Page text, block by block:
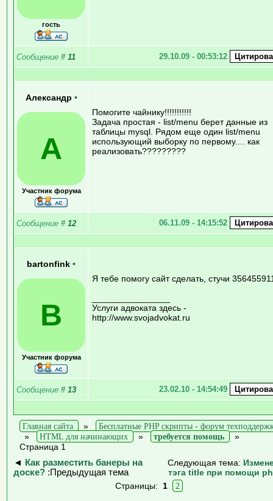
гость
Сообщение # 11 29.10.09 - 00:53:12
Александр •
А
Участник форума
Помогите чайнику!!!!!!!!!!!
Задача простая - list/menu берет данные из
таблицы mysql. Рядом еще один list/menu
использующий выборку по первому.... как
реализовать?????????
Сообщение # 12 06.11.09 - 14:15:52
bartonfink •
B
Участник форума
Я тебе помогу сайт сделать, стучи
Услуги адвоката здесь -
http://www.svojadvokat.ru
Сообщение # 13 23.02.10 - 14:54:49
Главная сайта »
Бесплатные PHP скрипты - форум
»
HTML для начинающих » требуется помощь
»
Страница 1
◄
Как разместить банеры на
доске? :Предыдущая тема
Следующая тема:
тэга title при помощи
Страницы: 1 2